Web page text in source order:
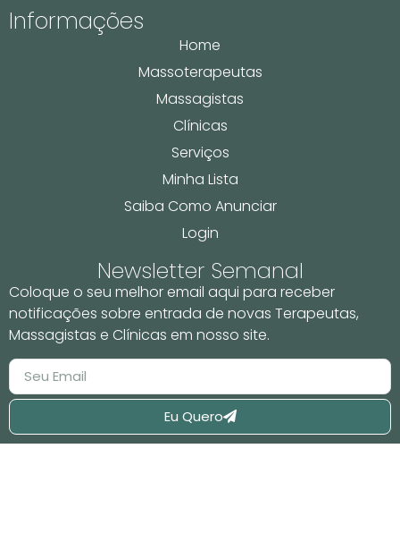
Informações
Home
Massoterapeutas
Massagistas
Clínicas
Serviços
Minha Lista
Saiba Como Anunciar
Login
Newsletter Semanal
Coloque o seu melhor email aqui para receber
notificações sobre entrada de novas Terapeutas,
Massagistas e Clínicas em nosso site.
Eu Quero